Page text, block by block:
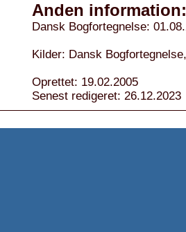
Anden information:
Dansk Bogfortegnelse:
Kilder: Dansk
Oprettet: 19.02.2005
Senest redigeret: 26.12.2023